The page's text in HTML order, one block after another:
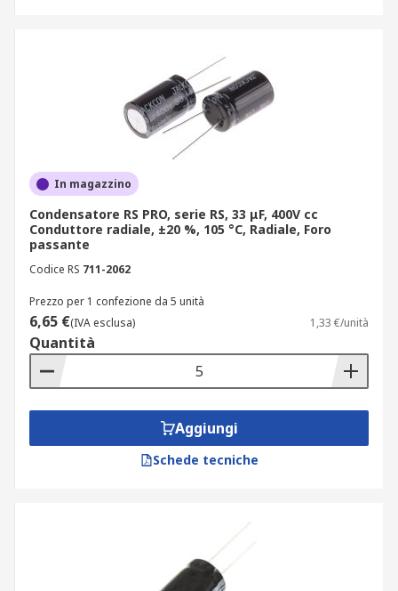
In magazzino
Condensatore RS PRO, serie RS, 33 μF, 400V cc
Conduttore radiale, ±20 %, 105 °C, Radiale, Foro
passante
Codice RS 711-2062
Prezzo per 1 confezione da 5 unità
6,65 €(IVA esclusa) 1,33 €/unità
Quantità
Aggiungi
Schede tecniche